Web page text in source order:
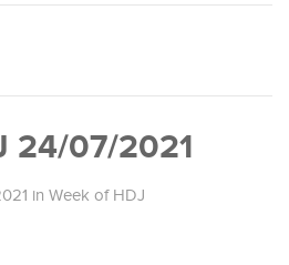
24/07/2021
in Week of HDJ